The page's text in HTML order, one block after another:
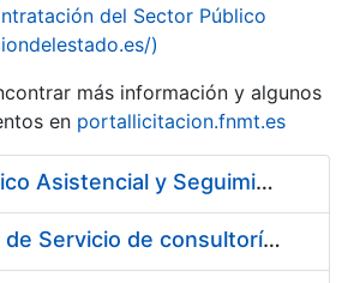
del Sector Público
)
más información y algunos
en portallicitacion.fnmt.es
Servicio Médico Asistencial y Seguimiento del Absentismo Laboral
Contratación de Servicio de consultoría para implantación por fases de un sistema de gestión del ciclo de vida de las aplicaciones en el área de desarrollo de CERES (Fase 1).